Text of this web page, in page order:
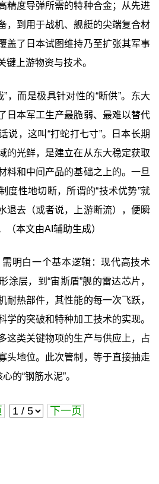
精度导弹所需的特种合金；从先进
，到用于战机、舰艇的尖端复合材
了日本试图维持乃至扩张其军事
键上游物资与技术。
，而是极具针对性的“断供”。东大
日本军工生产最脆弱、最难以替代
说，这叫“打蛇打七寸”。日本长期
的光鲜，是建立在从东大稳定获取
料和中间产品的基础之上的。一旦
度性地切断，所谓的“技术优势”就
退去（或者说，上游断流），便瞬
（本文由AI辅助生成）‍
明白一个基本逻辑：现代高技术
涂层，到“宙斯盾”舰的雷达芯片，
耐热部件，其性能的每一次飞跃，
学的突破和特种加工技术的实现。
这类关键物项的生产与供应上，占
头地位。此次管制，等于直接抽走
的“钢筋水泥”。
下一页